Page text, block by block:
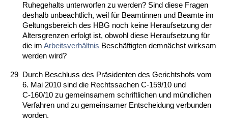
Ru­he­ge­halts un­ter­wor­fen zu wer­den? Sind die­se Fra­gen
des­halb un­be­acht­lich, weil für Be­am­tin­nen und Be­am­te im
Gel­tungs­be­reich des HBG noch kei­ne Her­auf­set­zung der
Al­ters­gren­zen er­folgt ist, ob­wohl die­se Her­auf­set­zung für
die im Ar­beits­verhält­nis Beschäftig­ten demnächst wirk­sam
wer­den wird?
29 Durch Be­schluss des Präsi­den­ten des Ge­richts­hofs vom
6. Mai 2010 sind die Rechts­sa­chen C‑159/10 und
C‑160/10 zu ge­mein­sa­mem schrift­li­chen und münd­li­chen
Ver­fah­ren und zu ge­mein­sa­mer Ent­schei­dung ver­bun­den
wor­den.